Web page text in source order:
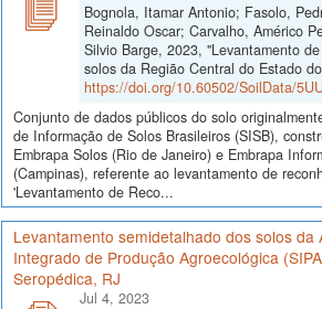
Bognola, Itamar Antonio; Fasolo,
Reinaldo Oscar; Carvalho, Américo
Silvio Barge, 2023, "Levantamento
solos da Região Central do Estado
https://doi.org/10.60502/SoilData/
Conjunto de dados públicos do solo
de Informação de Solos Brasileiros (SISB),
Embrapa Solos (Rio de Janeiro) e Embrapa
(Campinas), referente ao levantamento de
'Levantamento de Reco...
Levantamento semidetalhado dos solos da
Integrado de Produção Agroecológica
Seropédica, RJ
Jul 4, 2023